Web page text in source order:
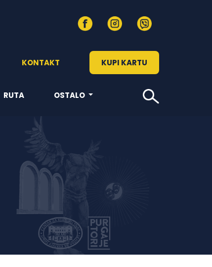
KONTAKT KUPI KARTU
RUTA OSTALO